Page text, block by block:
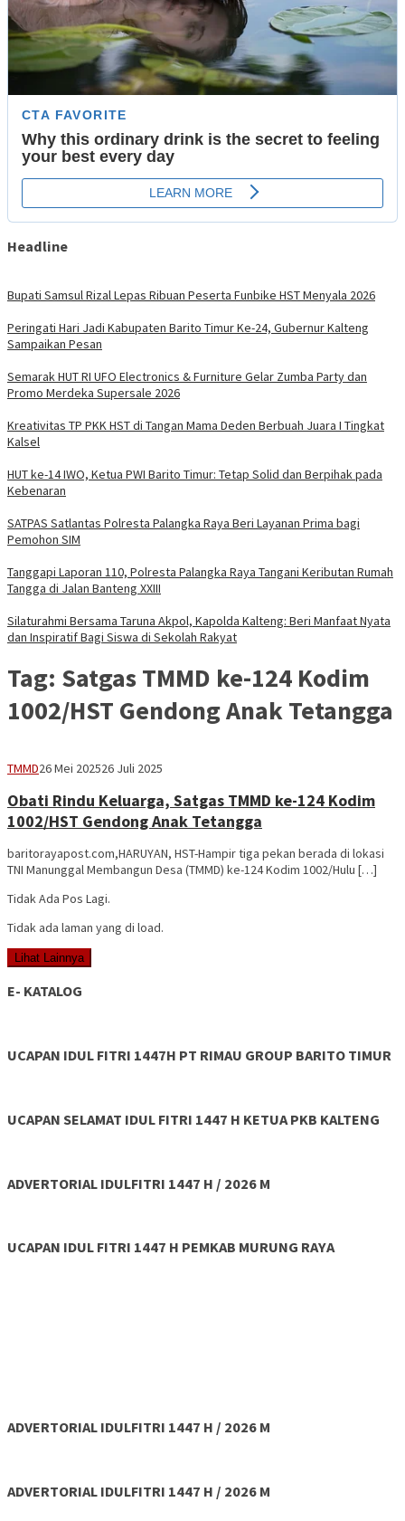
Headline
Bupati Samsul Rizal Lepas Ribuan Peserta Funbike HST Menyala 2026
Peringati Hari Jadi Kabupaten Barito Timur Ke-24, Gubernur Kalteng
Sampaikan Pesan
Semarak HUT RI UFO Electronics & Furniture Gelar Zumba Party dan
Promo Merdeka Supersale 2026
Kreativitas TP PKK HST di Tangan Mama Deden Berbuah Juara I Tingkat
Kalsel
HUT ke-14 IWO, Ketua PWI Barito Timur: Tetap Solid dan Berpihak pada
Kebenaran
SATPAS Satlantas Polresta Palangka Raya Beri Layanan Prima bagi
Pemohon SIM
Tanggapi Laporan 110, Polresta Palangka Raya Tangani Keributan Rumah
Tangga di Jalan Banteng XXIII
Silaturahmi Bersama Taruna Akpol, Kapolda Kalteng: Beri Manfaat Nyata
dan Inspiratif Bagi Siswa di Sekolah Rakyat
Tag: Satgas TMMD ke-124 Kodim
1002/HST Gendong Anak Tetangga
TMMDadminbrp
26 Mei 202526 Juli 2025
Obati Rindu Keluarga, Satgas TMMD ke-124 Kodim
1002/HST Gendong Anak Tetangga
baritorayapost.com,HARUYAN, HST-Hampir tiga pekan berada di lokasi
TNI Manunggal Membangun Desa (TMMD) ke-124 Kodim 1002/Hulu […]
Tidak Ada Pos Lagi.
Tidak ada laman yang di load.
Lihat Lainnya
E- KATALOG
UCAPAN IDUL FITRI 1447H PT RIMAU GROUP BARITO TIMUR
UCAPAN SELAMAT IDUL FITRI 1447 H KETUA PKB KALTENG
ADVERTORIAL IDULFITRI 1447 H / 2026 M
UCAPAN IDUL FITRI 1447 H PEMKAB MURUNG RAYA
ADVERTORIAL IDULFITRI 1447 H / 2026 M
ADVERTORIAL IDULFITRI 1447 H / 2026 M